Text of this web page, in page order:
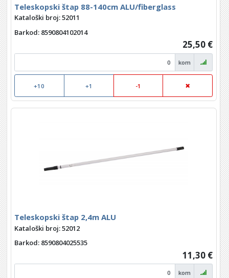
Teleskopski štap 88-140cm ALU/fiberglass
Kataloški broj: 52011
Barkod: 8590804102014
25,50 €
kom
+10 +1 -1
Teleskopski štap 2,4m ALU
Kataloški broj: 52012
Barkod: 8590804025535
11,30 €
kom